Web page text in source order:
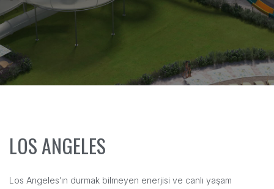
LOS ANGELES
Los Angeles’ın durmak bilmeyen enerjisi ve canlı yaşam